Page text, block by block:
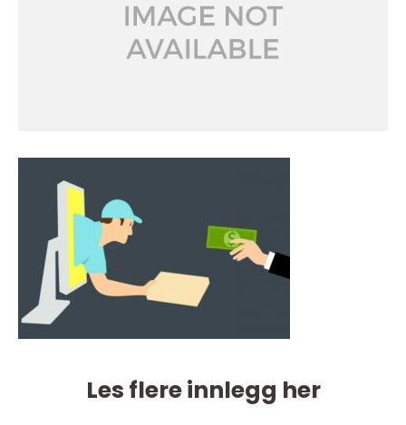
Les flere innlegg her